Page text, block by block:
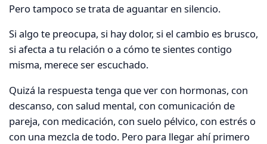
Pero tampoco se trata de aguantar en silencio.
Si algo te preocupa, si hay dolor, si el cambio es brusco,
si afecta a tu relación o a cómo te sientes contigo
misma, merece ser escuchado.
Quizá la respuesta tenga que ver con hormonas, con
descanso, con salud mental, con comunicación de
pareja, con medicación, con suelo pélvico, con estrés o
con una mezcla de todo. Pero para llegar ahí primero